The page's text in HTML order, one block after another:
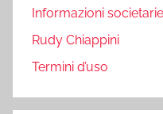
Informazioni societarie
Rudy Chiappini
Termini d’uso